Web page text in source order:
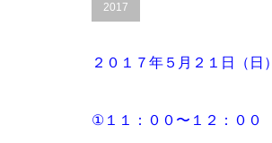
2017
２０１７年５月２１日（日）
①１１：００〜１２：００